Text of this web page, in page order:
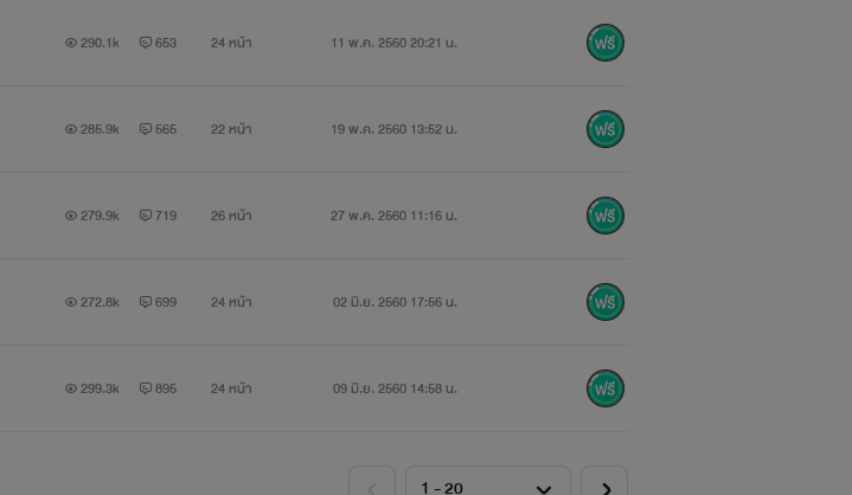
290.1k 653 24 หน้า 11 พ.ค. 2560 20:21 น.
285.9k 565 22 หน้า 19 พ.ค. 2560 13:52 น.
279.9k 719 26 หน้า 27 พ.ค. 2560 11:16 น.
272.8k 699 24 หน้า 02 มิ.ย. 2560 17:56 น.
299.3k 895 24 หน้า 09 มิ.ย. 2560 14:58 น.